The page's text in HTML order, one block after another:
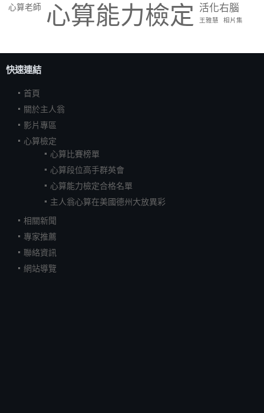
心算老師 心算能力檢定 活化右腦
王雅慧 相片集
快速連結
首頁
關於主人翁
影片專區
心算檢定
心算比賽榜單
心算段位高手群英會
心算能力檢定合格名單
主人翁心算在美國德州大放異彩
相關新聞
專家推薦
聯絡資訊
網站導覽